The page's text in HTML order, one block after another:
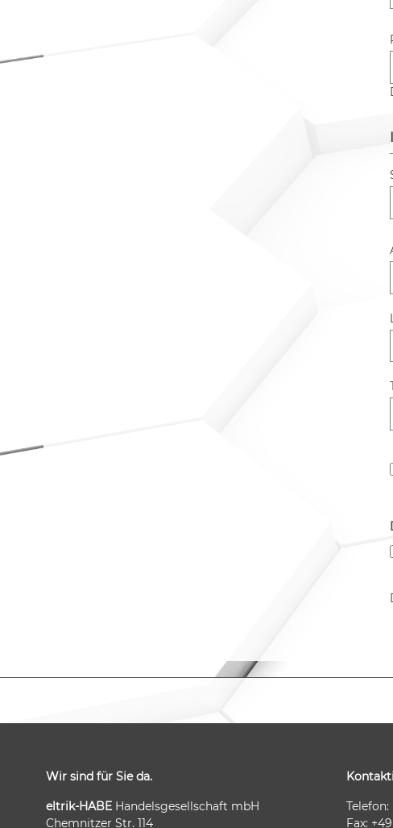
Wir sind für Sie da.
eltrik-HABE Handelsgesellschaft mbH
Chemnitzer Str. 114
Telefon:
Fax: